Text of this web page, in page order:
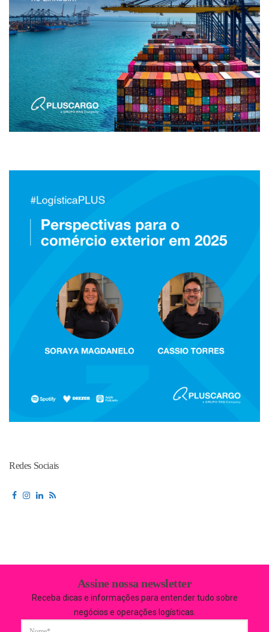
Redes Sociais
Assine nossa newsletter
Receba dicas e informações para entender tudo sobre
negócios e operações logísticas.